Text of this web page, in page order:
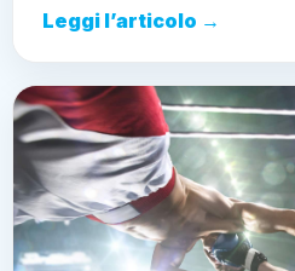
Leggi l’articolo →